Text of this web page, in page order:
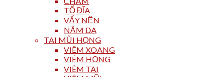
TỔ ĐĨA
VẨY NẾN
NẤM DA
TAI MŨI HỌNG
VIÊM XOANG
VIÊM HỌNG
VIÊM TAI